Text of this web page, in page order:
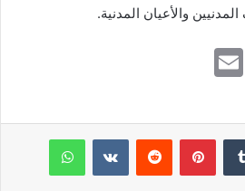
والأعيان المدنية.
G
ai
l
بينتيريست واتساب